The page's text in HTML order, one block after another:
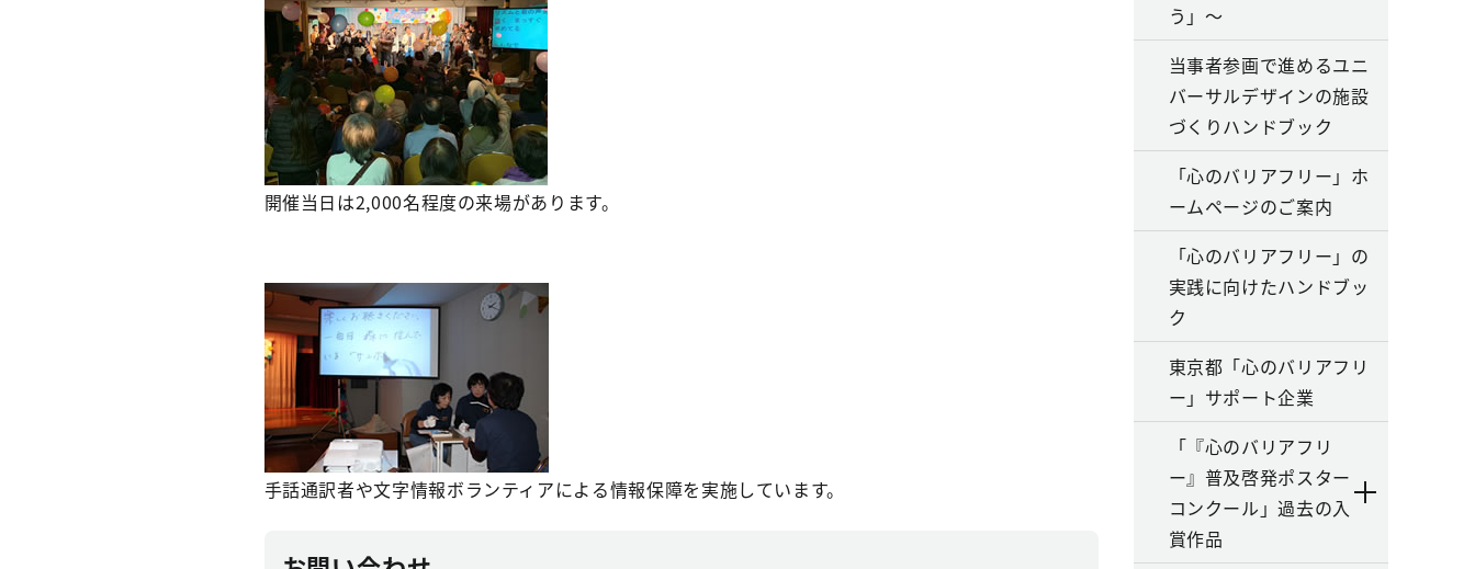
開催当日は2,000名程度の来場があります。
手話通訳者や文字情報ボランティアによる情報保障を実施しています。
う」～
当事者参画で進めるユニ
バーサルデザインの施設
づくりハンドブック
「心のバリアフリー」ホ
ームページのご案内
「心のバリアフリー」の
実践に向けたハンドブッ
ク
東京都「心のバリアフリ
ー」サポート企業
「『心のバリアフリ
ー』普及啓発ポスター
コンクール」過去の入
賞作品